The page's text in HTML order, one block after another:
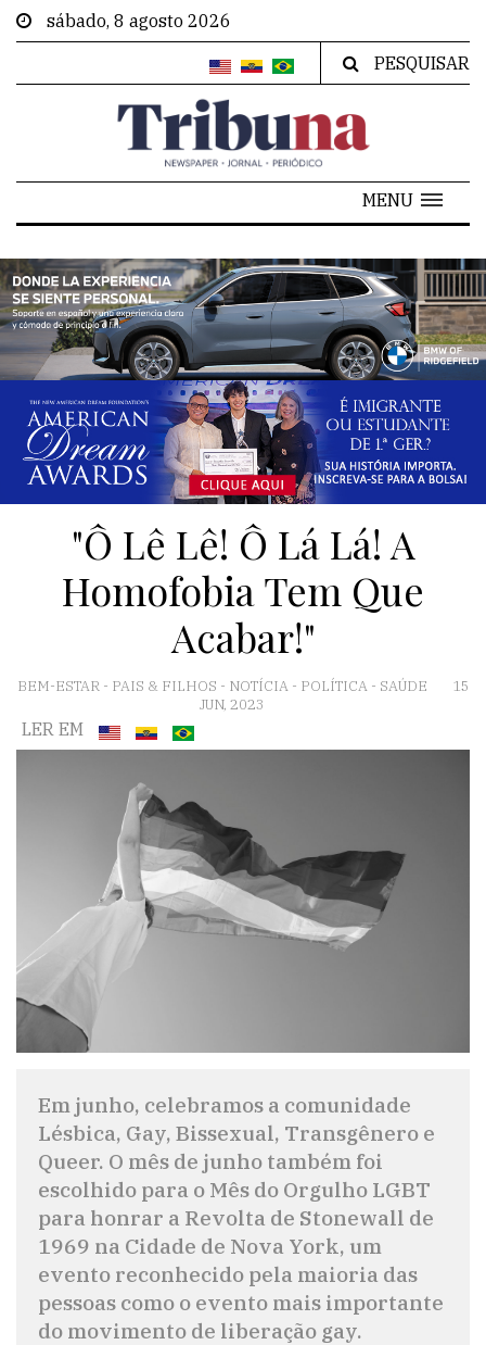
sábado, 8 agosto 2026
PESQUISAR
MENU
"Ô Lê Lê! Ô Lá Lá! A
Homofobia Tem Que
Acabar!"
BEM-ESTAR - PAIS & FILHOS - NOTÍCIA - POLÍTICA - SAÚDE
15
JUN, 2023
LER EM
Em junho, celebramos a comunidade
Lésbica, Gay, Bissexual, Transgênero e
Queer. O mês de junho também foi
escolhido para o Mês do Orgulho LGBT
para honrar a Revolta de Stonewall de
1969 na Cidade de Nova York, um
evento reconhecido pela maioria das
pessoas como o evento mais importante
do movimento de liberação gay.